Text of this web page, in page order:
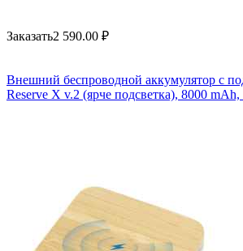
Заказать2 590.00 ₽
Внешний беспроводной аккумулятор с
Reserve X v.2 (ярче подсветка), 8000 mAh,